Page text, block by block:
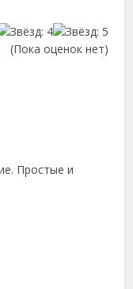
(Пока оценок нет)
Простые и